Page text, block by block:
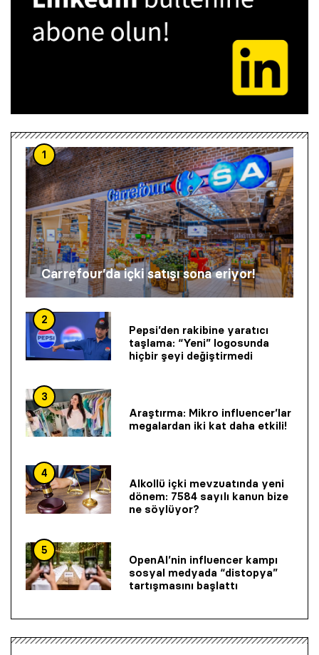
1
Carrefour’da içki satışı sona eriyor!
2
Pepsi’den rakibine yaratıcı
taşlama: “Yeni” logosunda
hiçbir şeyi değiştirmedi
3
Araştırma: Mikro influencer’lar
megalardan iki kat daha etkili!
4
Alkollü içki mevzuatında yeni
dönem: 7584 sayılı kanun bize
ne söylüyor?
5
OpenAI’nin influencer kampı
sosyal medyada “distopya”
tartışmasını başlattı